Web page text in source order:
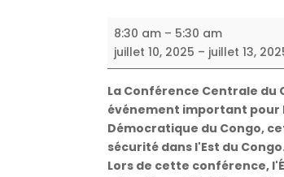
CONFERENCE
CENTRALE
DU
8:30 am – 5:30 am
juillet 10, 2025 – juillet 13,
La Conférence Centrale du
événement important pour
Démocratique du Congo,
sécurité dans l'Est du
Lors de cette conférence,